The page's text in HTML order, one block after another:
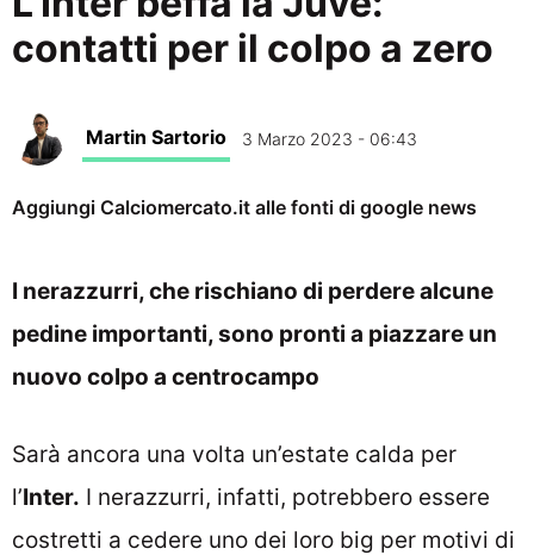
contatti per il colpo a zero
Martin Sartorio 3 Marzo 2023 - 06:43
Aggiungi Calciomercato.it alle fonti di google news
I nerazzurri, che rischiano di perdere alcune
pedine importanti, sono pronti a piazzare un
nuovo colpo a centrocampo
Sarà ancora una volta un’estate calda per
l’Inter. I nerazzurri, infatti, potrebbero essere
costretti a cedere uno dei loro big per motivi di